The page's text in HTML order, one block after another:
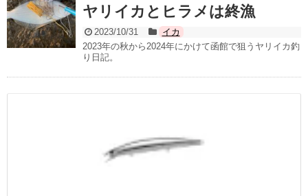
ヤリイカとヒラメは終漁
2023/10/31
イカ
2023年の秋から2024年にかけて函館で狙うヤリイカ釣
り日記。